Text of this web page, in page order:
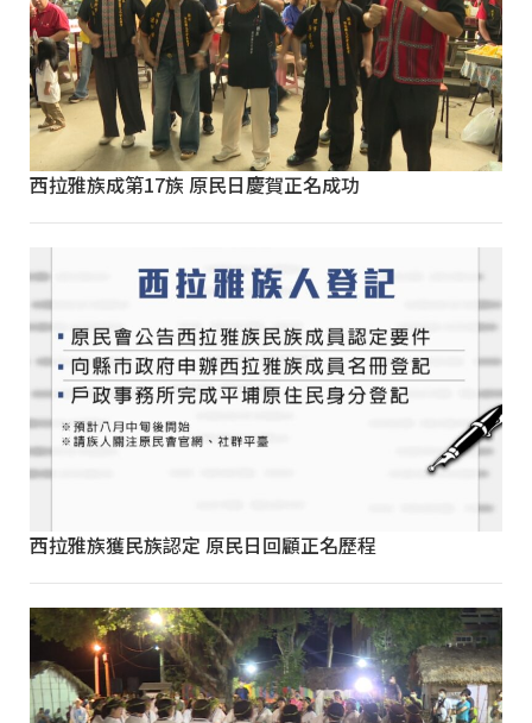
西拉雅族成第17族 原民日慶賀正名成功
西拉雅族獲民族認定 原民日回顧正名歷程